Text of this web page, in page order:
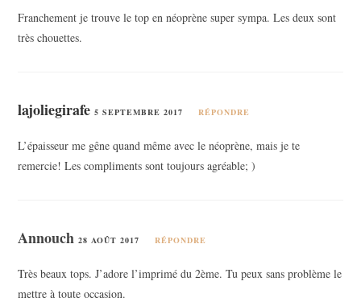
Franchement je trouve le top en néoprène super sympa. Les deux sont
très chouettes.
lajoliegirafe 5 SEPTEMBRE 2017 RÉPONDRE
L’épaisseur me gêne quand même avec le néoprène, mais je te
remercie! Les compliments sont toujours agréable; )
Annouch28 AOÛT 2017 RÉPONDRE
Très beaux tops. J’adore l’imprimé du 2ème. Tu peux sans problème le
mettre à toute occasion.